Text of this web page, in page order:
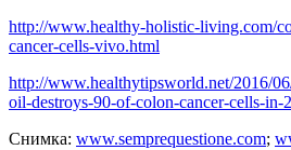
http://www.healthy-holistic-living.com/
cancer-cells-vivo.html
http://www.healthytipsworld.net/2016/
oil-destroys-90-of-colon-cancer-cells-in-
Снимка: www.semprequestione.com;